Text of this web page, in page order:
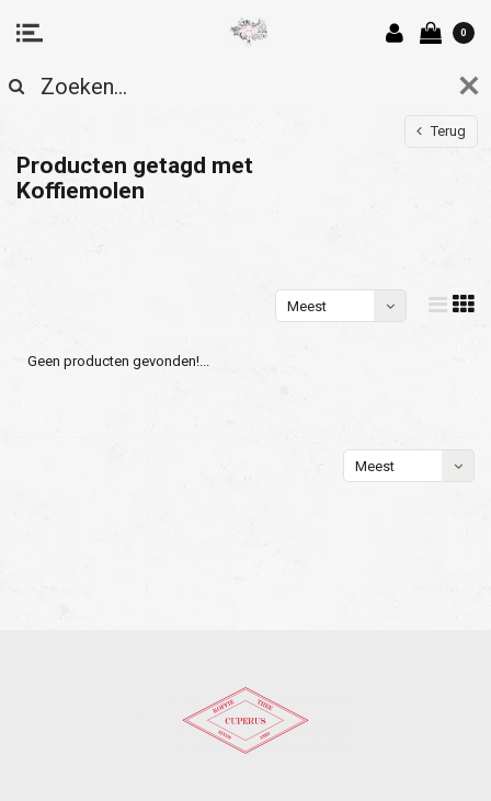
0
Terug
Producten getagd met
Koffiemolen
Meest
Geen producten gevonden!...
Meest